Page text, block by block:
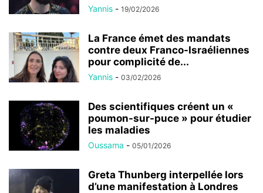
Yannis - 19/02/2026
La France émet des mandats
contre deux Franco-Israéliennes
pour complicité de...
Yannis - 03/02/2026
Des scientifiques créent un «
poumon-sur-puce » pour étudier
les maladies
Oussama - 05/01/2026
Greta Thunberg interpellée lors
d’une manifestation à Londres